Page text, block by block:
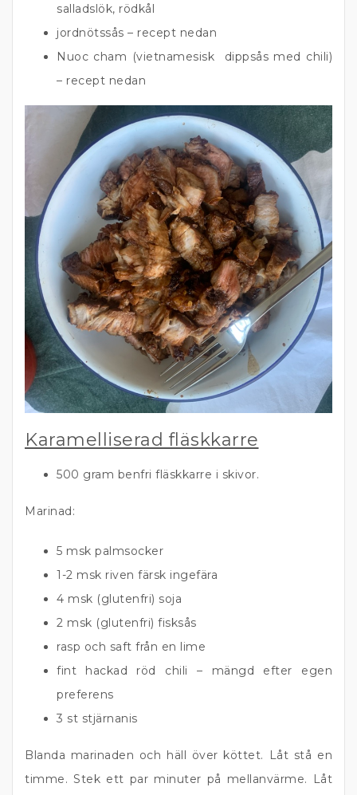
salladslök, rödkål
jordnötssås – recept nedan
Nuoc cham (vietnamesisk dippsås med chili)
– recept nedan
Karamelliserad fläskkarre
500 gram benfri fläskkarre i skivor.
Marinad:
5 msk palmsocker
1-2 msk riven färsk ingefära
4 msk (glutenfri) soja
2 msk (glutenfri) fisksås
rasp och saft från en lime
fint hackad röd chili – mängd efter egen
preferens
3 st stjärnanis
Blanda marinaden och häll över köttet. Låt stå en
timme. Stek ett par minuter på mellanvärme. Låt